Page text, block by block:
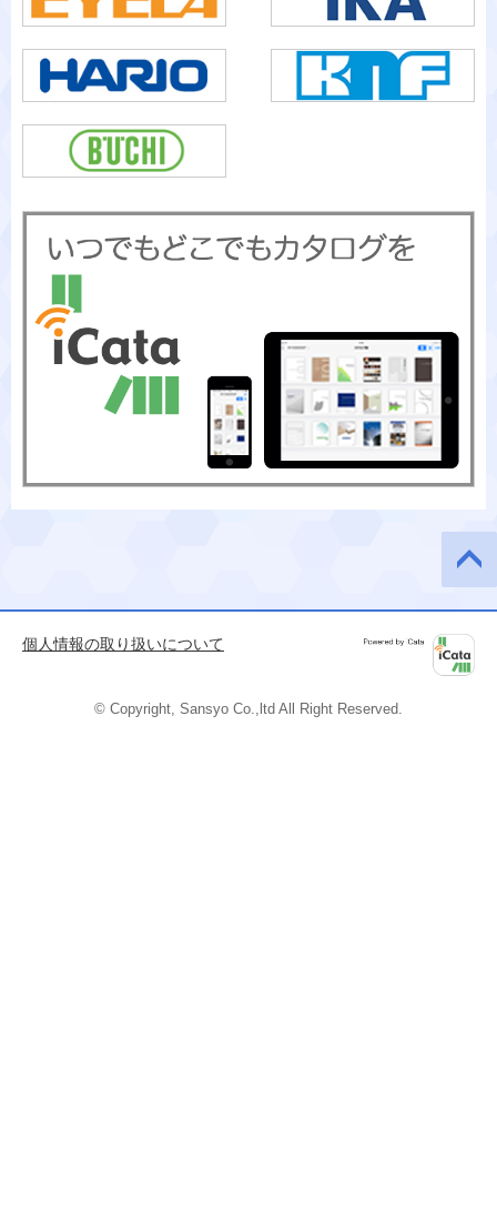
ージの
先頭へ
個人情報の取り扱いについて
© Copyright, Sansyo Co.,ltd All Right Reserved.
iCata